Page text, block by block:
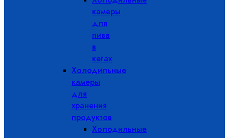
камеры
для
пива
в
кегах
Холодильные
камеры
для
хранения
продуктов
Холодильные